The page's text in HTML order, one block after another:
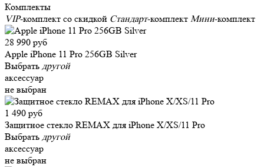
Комплекты
VIP-комплект со скидкой Стандарт-комплект Мини-комплект
28 990 руб
Apple iPhone 11 Pro 256GB Silver
Выбрать другой
аксессуар
не выбран
1 490 руб
Защитное стекло REMAX для iPhone X/XS/11 Pro
Выбрать другой
аксессуар
не выбран